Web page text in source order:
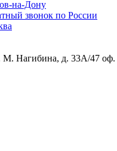
на-Дону
звонок по России
М. Нагибина, д. 33А/47 оф.